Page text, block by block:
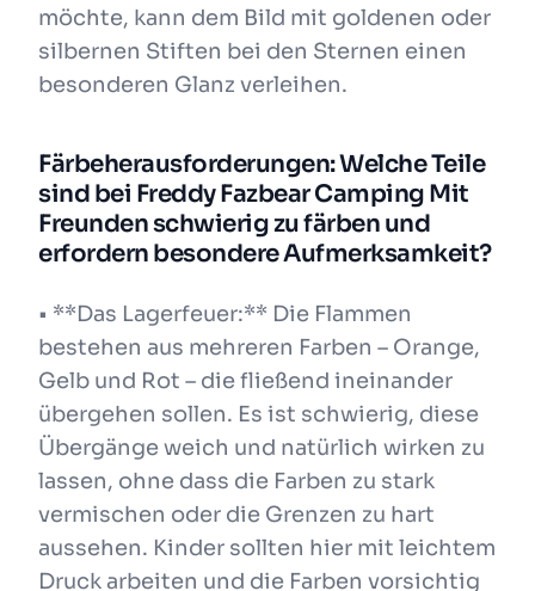
möchte, kann dem Bild mit goldenen oder
silbernen Stiften bei den Sternen einen
besonderen Glanz verleihen.
Färbeherausforderungen: Welche Teile
sind bei Freddy Fazbear Camping Mit
Freunden schwierig zu färben und
erfordern besondere Aufmerksamkeit?
• **Das Lagerfeuer:** Die Flammen
bestehen aus mehreren Farben – Orange,
Gelb und Rot – die fließend ineinander
übergehen sollen. Es ist schwierig, diese
Übergänge weich und natürlich wirken zu
lassen, ohne dass die Farben zu stark
vermischen oder die Grenzen zu hart
aussehen. Kinder sollten hier mit leichtem
Druck arbeiten und die Farben vorsichtig